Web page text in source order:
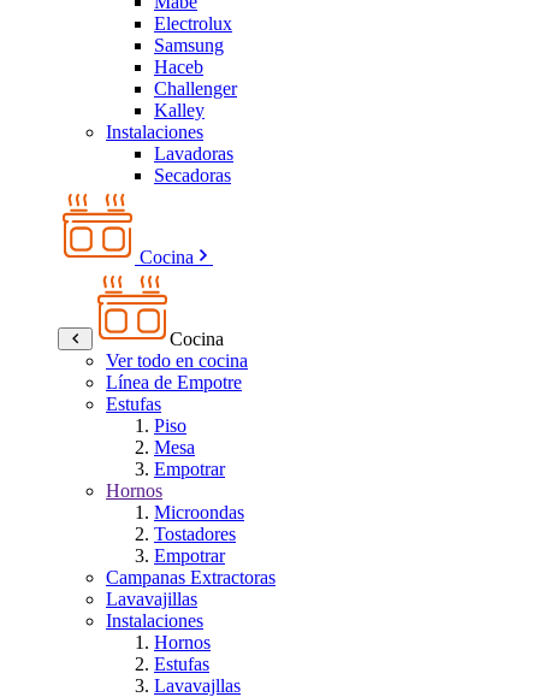
Electrolux
Samsung
Haceb
Challenger
Kalley
Instalaciones
Lavadoras
Secadoras
Cocina
Cocina
Ver todo en cocina
Línea de Empotre
Estufas
Piso
Mesa
Empotrar
Hornos
Microondas
Tostadores
Empotrar
Campanas Extractoras
Lavavajillas
Instalaciones
Hornos
Estufas
Lavavajllas